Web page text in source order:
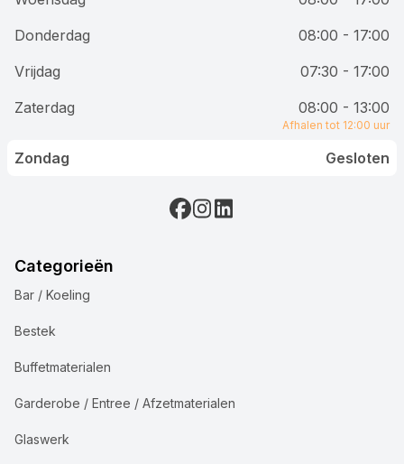
Donderdag
08:00 - 17:00
Vrijdag
07:30 - 17:00
Zaterdag
08:00 - 13:00
Afhalen tot 12:00 uur
Zondag Gesloten
Categorieën
Bar / Koeling
Bestek
Buffetmaterialen
Garderobe / Entree / Afzetmaterialen
Glaswerk